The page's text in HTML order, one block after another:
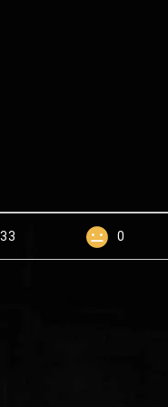
33 0